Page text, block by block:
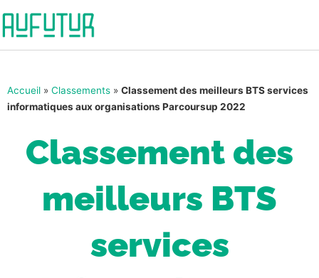
Accueil » Classements » Classement des meilleurs BTS services
informatiques aux organisations Parcoursup 2022
Classement des
meilleurs BTS
services